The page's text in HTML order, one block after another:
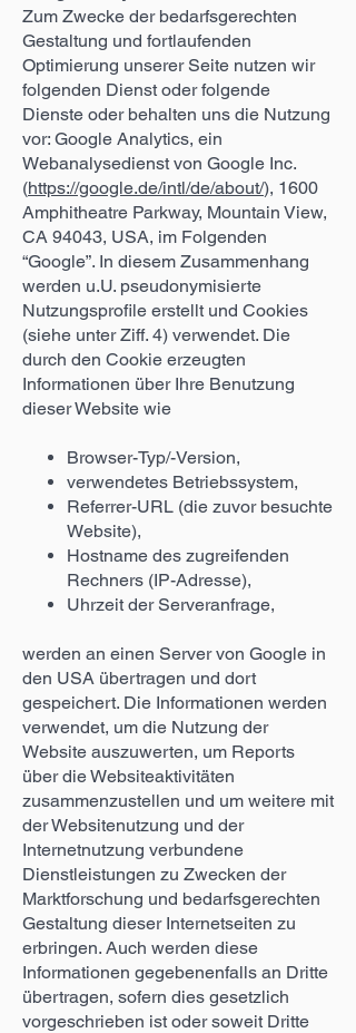
Zum Zwecke der bedarfsgerechten
Gestaltung und fortlaufenden
Optimierung unserer Seite nutzen wir
folgenden Dienst oder folgende
Dienste oder behalten uns die Nutzung
vor: Google Analytics, ein
Webanalysedienst von Google Inc.
(https://google.de/intl/de/about/), 1600
Amphitheatre Parkway, Mountain View,
CA 94043, USA, im Folgenden
“Google”. In diesem Zusammenhang
werden u.U. pseudonymisierte
Nutzungsprofile erstellt und Cookies
(siehe unter Ziff. 4) verwendet. Die
durch den Cookie erzeugten
Informationen über Ihre Benutzung
dieser Website wie
Browser-Typ/-Version,
verwendetes Betriebssystem,
Referrer-URL (die zuvor besuchte
Website),
Hostname des zugreifenden
Rechners (IP-Adresse),
Uhrzeit der Serveranfrage,
werden an einen Server von Google in
den USA übertragen und dort
gespeichert. Die Informationen werden
verwendet, um die Nutzung der
Website auszuwerten, um Reports
über die Websiteaktivitäten
zusammenzustellen und um weitere mit
der Websitenutzung und der
Internetnutzung verbundene
Dienstleistungen zu Zwecken der
Marktforschung und bedarfsgerechten
Gestaltung dieser Internetseiten zu
erbringen. Auch werden diese
Informationen gegebenenfalls an Dritte
übertragen, sofern dies gesetzlich
vorgeschrieben ist oder soweit Dritte